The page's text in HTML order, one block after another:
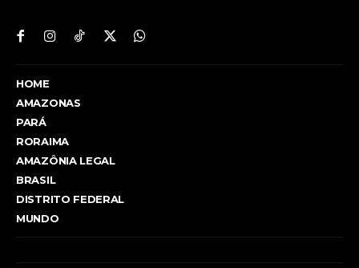
HOME
AMAZONAS
PARÁ
RORAIMA
AMAZÔNIA LEGAL
BRASIL
DISTRITO FEDERAL
MUNDO